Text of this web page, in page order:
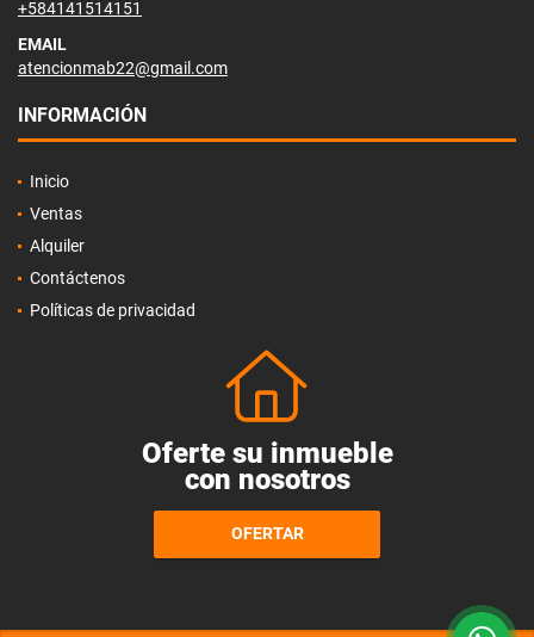
+584141514151
EMAIL
atencionmab22@gmail.com
INFORMACIÓN
Inicio
Ventas
Alquiler
Contáctenos
Políticas de privacidad
Oferte su inmueble
con nosotros
OFERTAR